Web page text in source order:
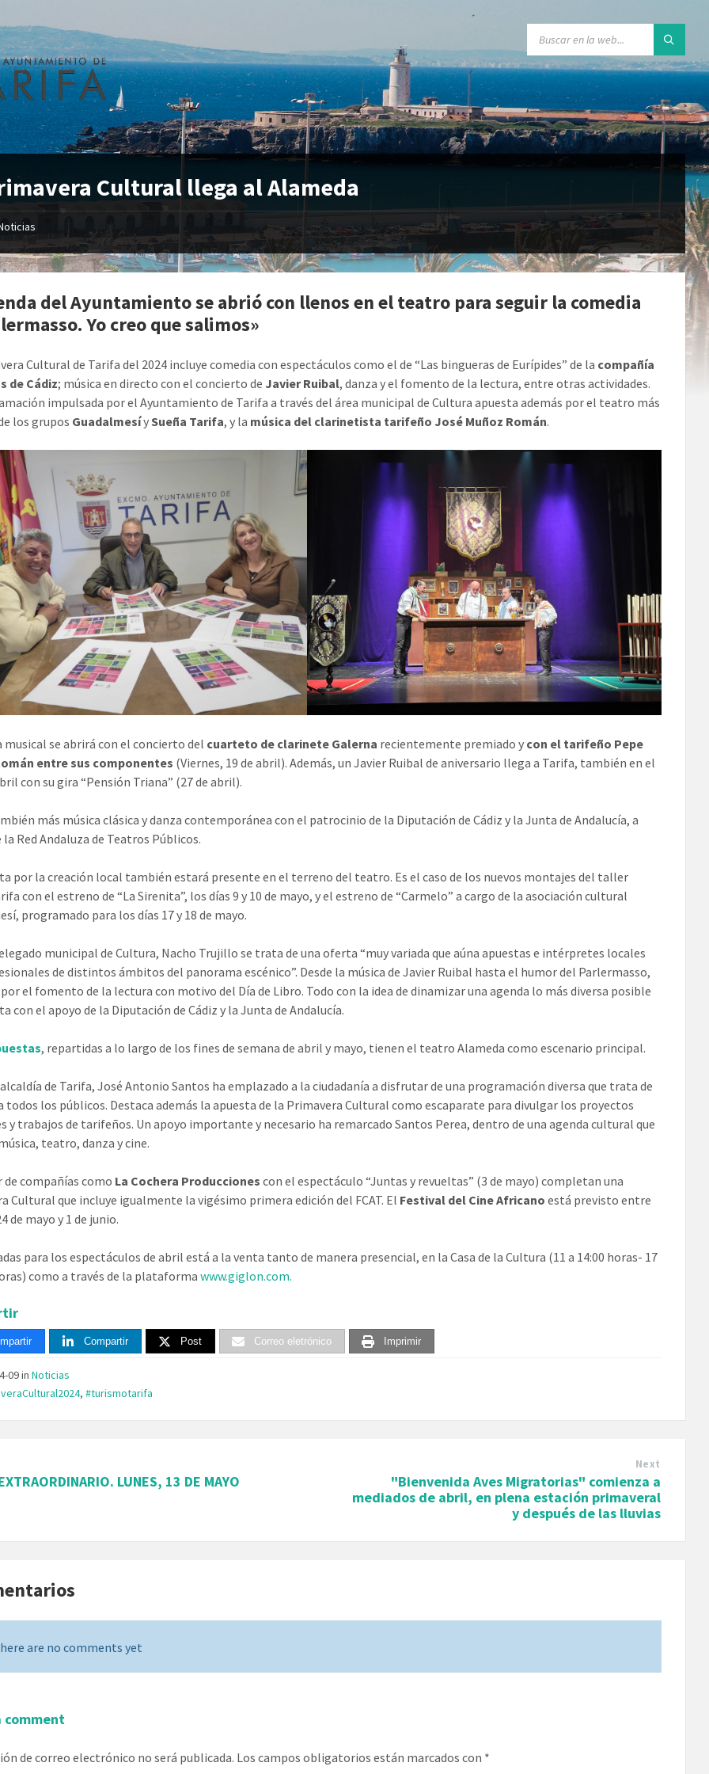
Cultural llega al Alameda
del Ayuntamiento se abrió con llenos en el teatro para seguir la comedia
Yo creo que salimos»
Cultural de Tarifa del 2024 incluye comedia con espectáculos como el de “Las bingueras de Eurípides” de la compañía
de Cádiz; música en directo con el concierto de Javier Ruibal, danza y el fomento de la lectura, entre otras actividades.
impulsada por el Ayuntamiento de Tarifa a través del área municipal de Cultura apuesta además por el teatro más
los grupos GuadalmesíySueña Tarifa, y la música del clarinetista tarifeño José Muñoz Román.
musical se abrirá con el concierto del cuarteto de clarinete Galerna recientemente premiado y con el tarifeño Pepe
entre sus componentes (Viernes, 19 de abril). Además, un Javier Ruibal de aniversario llega a Tarifa, también en el
con su gira “Pensión Triana” (27 de abril).
más música clásica y danza contemporánea con el patrocinio de la Diputación de Cádiz y la Junta de Andalucía, a
la Red Andaluza de Teatros Públicos.
por la creación local también estará presente en el terreno del teatro. Es el caso de los nuevos montajes del taller
con el estreno de “La Sirenita”, los días 9 y 10 de mayo, y el estreno de “Carmelo” a cargo de la asociación cultural
programado para los días 17 y 18 de mayo.
municipal de Cultura, Nacho Trujillo se trata de una oferta “muy variada que aúna apuestas e intérpretes locales
de distintos ámbitos del panorama escénico”. Desde la música de Javier Ruibal hasta el humor del Parlermasso,
el fomento de la lectura con motivo del Día de Libro. Todo con la idea de dinamizar una agenda lo más diversa posible
con el apoyo de la Diputación de Cádiz y la Junta de Andalucía.
, repartidas a lo largo de los fines de semana de abril y mayo, tienen el teatro Alameda como escenario principal.
de Tarifa, José Antonio Santos ha emplazado a la ciudadanía a disfrutar de una programación diversa que trata de
todos los públicos. Destaca además la apuesta de la Primavera Cultural como escaparate para divulgar los proyectos
y trabajos de tarifeños. Un apoyo importante y necesario ha remarcado Santos Perea, dentro de una agenda cultural que
teatro, danza y cine.
de compañías como La Cochera Producciones con el espectáculo “Juntas y revueltas” (3 de mayo) completan una
Cultural que incluye igualmente la vigésimo primera edición del FCAT. El Festival del Cine Africano está previsto entre
de mayo y 1 de junio.
para los espectáculos de abril está a la venta tanto de manera presencial, en la Casa de la Cultura (11 a 14:00 horas- 17
como a través de la plataformawww.giglon.com.
Compartir Post Correo eletrónico Imprimir
09inNoticias
,#turismotarifa
LUNES, 13 DE MAYO
Next
"Bienvenida Aves Migratorias" comienza a
mediados de abril, en plena estación primaveral
y después de las lluvias
are no comments yet
comment
de correo electrónico no será publicada. Los campos obligatorios están marcados con *